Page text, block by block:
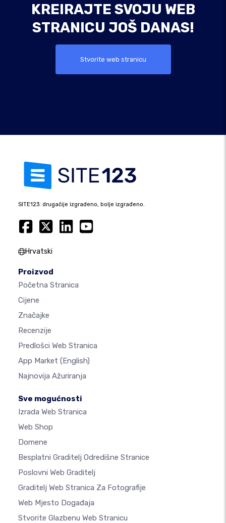
KREIRAJTE SVOJU WEB
STRANICU JOŠ DANAS!
Stvorite web stranicu
SITE123: drugačije izgrađeno, bolje izgrađeno.
Hrvatski
Proizvod
Početna Stranica
Cijene
Značajke
Recenzije
Predlošci Web Stranica
App Market (English)
Najnovija Ažuriranja
Sve mogućnosti
Izrada Web Stranica
Web Shop
Domene
Besplatni Graditelj Odredišne Stranice
Poslovni Web Graditelj
Graditelj Web Stranica Za Fotografije
Web Mjesto Događaja
Stvorite Glazbenu Web Stranicu